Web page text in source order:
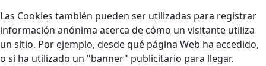
Las Cookies también pueden ser utilizadas para registrar
información anónima acerca de cómo un visitante utiliza
un sitio. Por ejemplo, desde qué página Web ha accedido,
o si ha utilizado un "banner" publicitario para llegar.